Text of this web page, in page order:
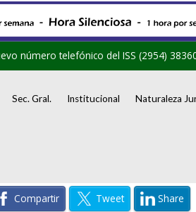
número telefónico del ISS (2954)
Sec. Gral. Institucional Naturaleza
Compartir Tweet Share